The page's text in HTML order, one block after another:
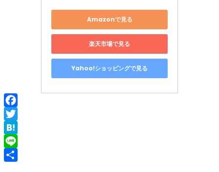
Amazonで見る
楽天市場で見る
Yahoo!ショッピングで見る
Facebook
Twitter
Hatena
Line